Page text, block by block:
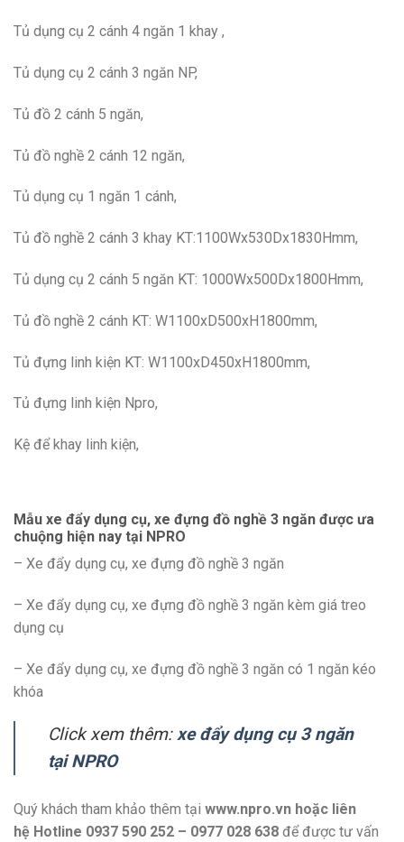
Tủ dụng cụ 2 cánh 4 ngăn 1 khay ,
Tủ dụng cụ 2 cánh 3 ngăn NP,
Tủ đồ 2 cánh 5 ngăn,
Tủ đồ nghề 2 cánh 12 ngăn,
Tủ dụng cụ 1 ngăn 1 cánh,
Tủ đồ nghề 2 cánh 3 khay KT:1100Wx530Dx1830Hmm,
Tủ dụng cụ 2 cánh 5 ngăn KT: 1000Wx500Dx1800Hmm,
Tủ đồ nghề 2 cánh KT: W1100xD500xH1800mm,
Tủ đựng linh kiện KT: W1100xD450xH1800mm,
Tủ đựng linh kiện Npro,
Kệ để khay linh kiện,
Mẫu xe đẩy dụng cụ, xe đựng đồ nghề 3 ngăn được ưa
chuộng hiện nay tại NPRO
– Xe đẩy dụng cụ, xe đựng đồ nghề 3 ngăn
– Xe đẩy dụng cụ, xe đựng đồ nghề 3 ngăn kèm giá treo
dụng cụ
– Xe đẩy dụng cụ, xe đựng đồ nghề 3 ngăn có 1 ngăn kéo
khóa
Click xem thêm: xe đẩy dụng cụ 3 ngăn
tại NPRO
Quý khách tham khảo thêm tại www.npro.vn hoặc liên
hệ Hotline 0937 590 252 – 0977 028 638 để được tư vấn